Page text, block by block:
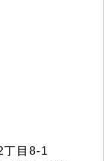
丁目 8-1